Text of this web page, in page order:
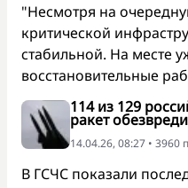
"Несмотря на
критической
стабильной. На месте
восстановительные
114 из 129
ракет
14.04.26, 08:27 • 3960
В ГСЧС показали